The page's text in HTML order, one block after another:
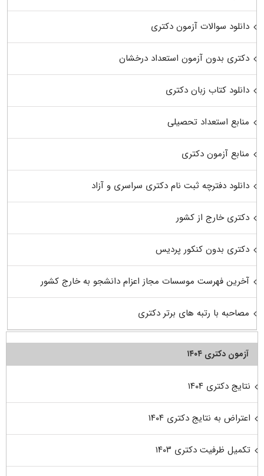
دانلود سوالات آزمون دکتری
دکتری بدون آزمون استعداد درخشان
دانلود کتاب زبان دکتری
منابع استعداد تحصیلی
منابع آزمون دکتری
دانلود دفترچه ثبت نام دکتری سراسری و آزاد
دکتری خارج از کشور
دکتری بدون کنکور پردیس
آخرین فهرست موسسات مجاز اعزام دانشجو به خارج کشور
مصاحبه با رتبه های برتر دکتری
آزمون دکتری ۱۴۰۴
نتایج دکتری ۱۴۰۴
اعتراض به نتایج دکتری ۱۴۰۴
تکمیل ظرفیت دکتری ۱۴۰۳